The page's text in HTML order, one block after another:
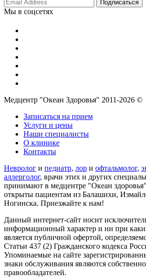
Мы в соцсетях
Медцентр "Океан Здоровья" 2011-2026 ©
Записаться на прием
Услуги и цены
Наши специалисты
О клинике
Контакты
Невролог и педиатр, лор и офтальмолог,
аллерголог, врачи этих и других
принимают в медцентре "Океан
открыты пациентам из Балашихи,
Ногинска. Приезжайте к нам!
Данный интернет-сайт носит
информационный характер и ни при
является публичной офертой,
Статьи 437 (2) Гражданского кодекса
Упоминаемые на сайте
знаки обслуживания являются
правообладателей.